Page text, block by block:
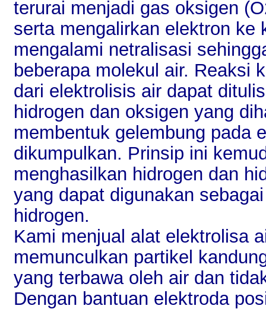
terurai menjadi gas oksigen
serta mengalirkan elektron ke
mengalami netralisasi
beberapa molekul air. Reaksi
dari elektrolisis air dapat
hidrogen dan oksigen yang
membentuk gelembung pada
dikumpulkan. Prinsip ini
menghasilkan hidrogen dan
yang dapat digunakan
hidrogen.
Kami menjual alat elektrolisa
memunculkan partikel
yang terbawa oleh air dan
Dengan bantuan elektroda